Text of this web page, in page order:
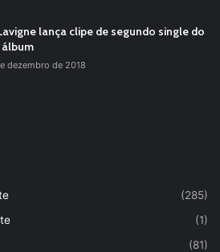
lança clipe de segundo single do
dezembro de 2018
(285)
(1)
(81)